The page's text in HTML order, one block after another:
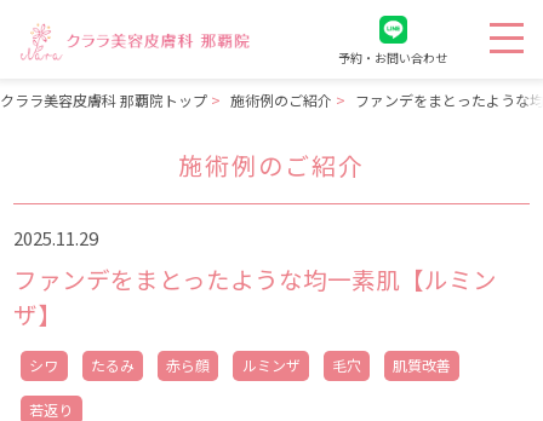
予約・お問い合わせ
クララ美容皮膚科 那覇院トップ 施術例のご紹介 ファンデをまとったような
施術例のご紹介
2025.11.29
ファンデをまとったような均一素肌【ルミン
ザ】
シワ たるみ 赤ら顔 ルミンザ 毛穴 肌質改善
若返り